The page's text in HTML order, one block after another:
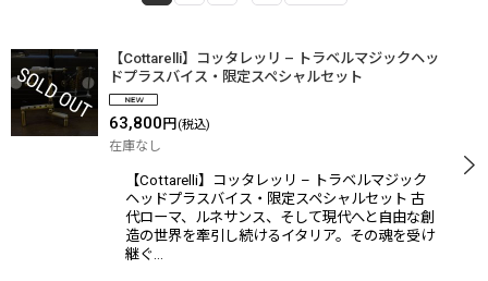
【Cottarelli】コッタレッリ – トラベルマジックヘッ
ドプラスバイス・限定スペシャルセット
63,800 円 (税込)
在庫なし
【Cottarelli】コッタレッリ – トラベルマジック
ヘッドプラスバイス・限定スペシャルセット 古
代ローマ、ルネサンス、そして現代へと自由な創
造の世界を牽引し続けるイタリア。その魂を受け
継ぐ…